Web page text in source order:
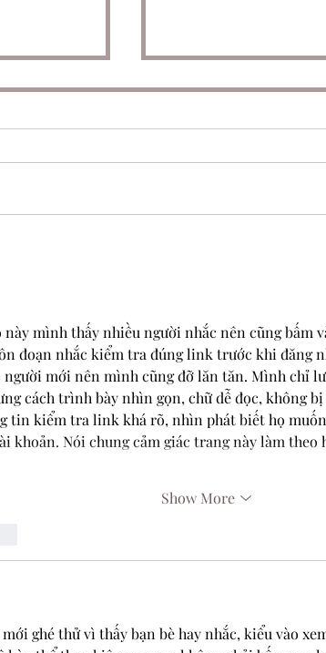
049: CBE 2025
này mình thấy nhiều người nhắc nên cũng bấm
đoạn nhắc kiểm tra đúng link trước khi đăng
mới nên mình cũng đỡ lăn tăn. Mình chỉ
cách trình bày nhìn gọn, chữ dễ đọc, không
tin kiểm tra link khá rõ, nhìn phát biết họ
khoản. Nói chung cảm giác trang này làm theo
Show More
ghé thử vì thấy bạn bè hay nhắc, kiểu vào